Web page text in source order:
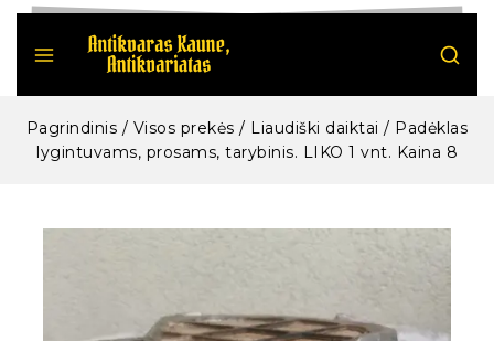
Pagrindinis / Visos prekės / Liaudiški daiktai / Padėklas
lygintuvams, prosams, tarybinis. LIKO 1 vnt. Kaina 8